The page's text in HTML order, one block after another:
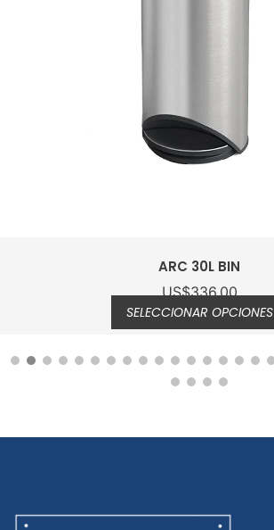
ARC 30L BIN
US$336.00
SELECCIONAR OPCIONES